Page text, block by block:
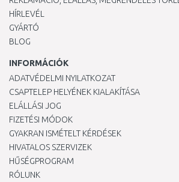
HÍRLEVÉL
GYÁRTÓ
BLOG
INFORMÁCIÓK
ADATVÉDELMI NYILATKOZAT
CSAPTELEP HELYÉNEK KIALAKÍTÁSA
ELÁLLÁSI JOG
FIZETÉSI MÓDOK
GYAKRAN ISMÉTELT KÉRDÉSEK
HIVATALOS SZERVIZEK
HŰSÉGPROGRAM
RÓLUNK